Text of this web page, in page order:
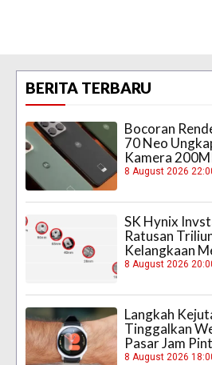
BERITA TERBARU
Bocoran
70 Neo
Kamera
8 August 2026
SK Hynix
Ratusan
Kelangkaan
8 August 2026
Langkah
Tinggalkan
Pasar Jam
8 August 2026